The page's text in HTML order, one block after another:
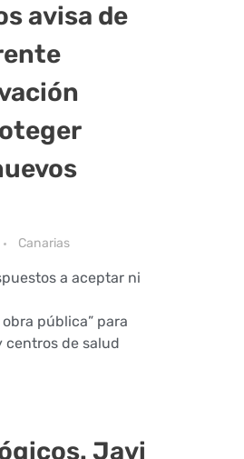
avisa de
Canarias
a aceptar ni
pública” para
centros de salud
Javi